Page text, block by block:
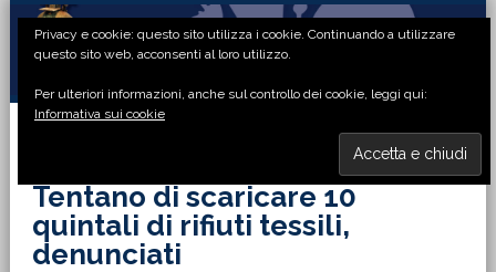
Passa
primaria
Passa
principale
Passa
laterale
Passa
di
Tentano di scaricare 10
quintali di rifiuti tessili,
denunciati
Privacy e cookie: questo sito utilizza i cookie. Continuando a utilizzare
questo sito web, acconsenti al loro utilizzo.
Per ulteriori informazioni, anche sul controllo dei cookie, leggi qui:
Informativa sui cookie